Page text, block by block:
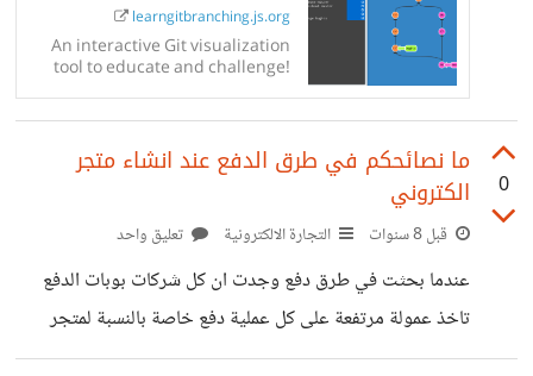
learngitbranching.js.org
An interactive Git visualization
tool to educate and challenge!
0
ما نصائحكم في طرق الدفع عند انشاء متجر
الكتروني
قبل 8 سنوات التجارة الالكترونية تعليق واحد
عندما بحثت في طرق دفع وجدت ان كل شركات بوبات الدفع
تاخذ عمولة مرتفعة على كل عملية دفع خاصة بالنسبة لمتجر
الكتروني، هل تنصحون بشركة معينة؟ ايضاً ما طرق الدفع